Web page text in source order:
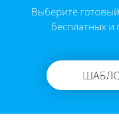
Выберите
бесплатных